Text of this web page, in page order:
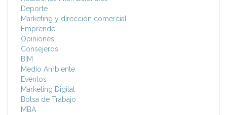
Deporte
Marketing y dirección comercial
Emprende
Opiniones
Consejeros
BIM
Medio Ambiente
Eventos
Marketing Digital
Bolsa de Trabajo
MBA